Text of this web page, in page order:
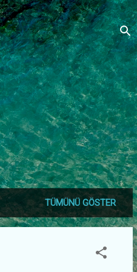
TÜMÜNÜ GÖSTER